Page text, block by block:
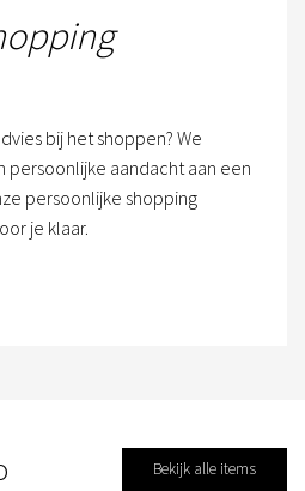
bij het shoppen? We
aandacht aan een
persoonlijke shopping
je klaar.
Bekijk alle items